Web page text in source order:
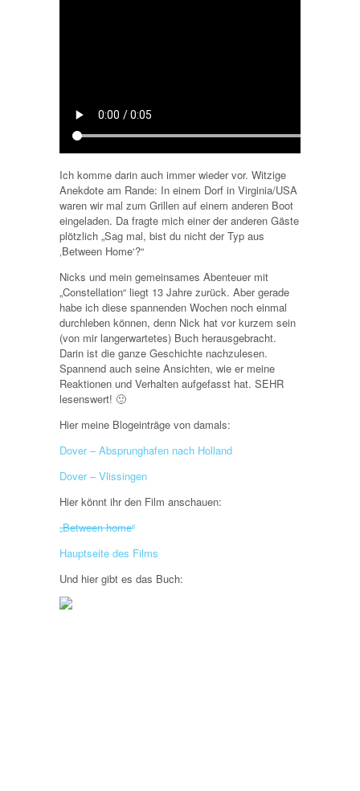
Ich komme darin auch immer wieder vor. Witzige
Anekdote am Rande: In einem Dorf in Virginia/USA
waren wir mal zum Grillen auf einem anderen Boot
eingeladen. Da fragte mich einer der anderen Gäste
plötzlich „Sag mal, bist du nicht der Typ aus
‚Between Home‘?“
Nicks und mein gemeinsames Abenteuer mit
„Constellation“ liegt 13 Jahre zurück. Aber gerade
habe ich diese spannenden Wochen noch einmal
durchleben können, denn Nick hat vor kurzem sein
(von mir langerwartetes) Buch herausgebracht.
Darin ist die ganze Geschichte nachzulesen.
Spannend auch seine Ansichten, wie er meine
Reaktionen und Verhalten aufgefasst hat. SEHR
lesenswert! 🙂
Hier meine Blogeinträge von damals:
Dover – Absprunghafen nach Holland
Dover – Vlissingen
Hier könnt ihr den Film anschauen:
„Between home“
Hauptseite des Films
Und hier gibt es das Buch: